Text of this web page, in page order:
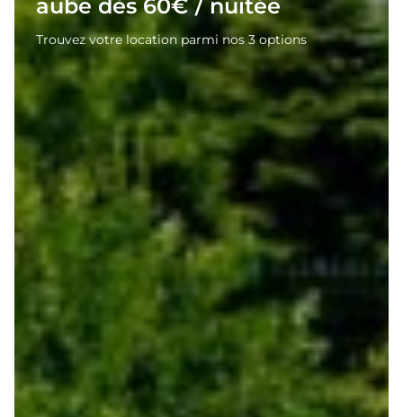
aube dès 60€ / nuitée
Trouvez votre location parmi nos 3 options